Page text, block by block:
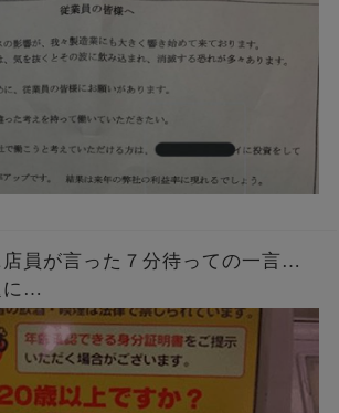
員が言った７分待っての一言…
に…